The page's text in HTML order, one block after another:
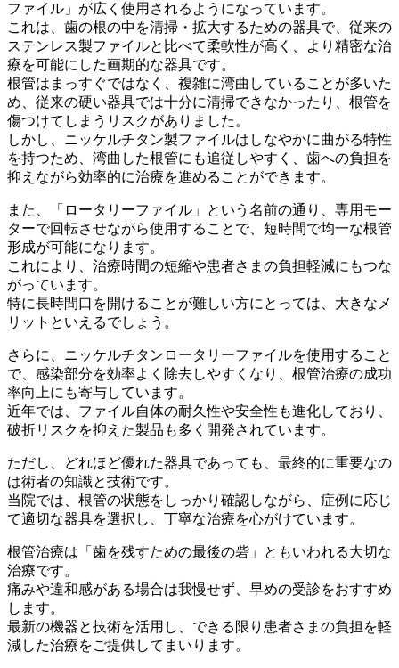
ファイル」が広く使用されるようになっています。
これは、歯の根の中を清掃・拡大するための器具で、従来の
ステンレス製ファイルと比べて柔軟性が高く、より精密な治
療を可能にした画期的な器具です。
根管はまっすぐではなく、複雑に湾曲していることが多いた
め、従来の硬い器具では十分に清掃できなかったり、根管を
傷つけてしまうリスクがありました。
しかし、ニッケルチタン製ファイルはしなやかに曲がる特性
を持つため、湾曲した根管にも追従しやすく、歯への負担を
抑えながら効率的に治療を進めることができます。
また、「ロータリーファイル」という名前の通り、専用モー
ターで回転させながら使用することで、短時間で均一な根管
形成が可能になります。
これにより、治療時間の短縮や患者さまの負担軽減にもつな
がっています。
特に長時間口を開けることが難しい方にとっては、大きなメ
リットといえるでしょう。
さらに、ニッケルチタンロータリーファイルを使用すること
で、感染部分を効率よく除去しやすくなり、根管治療の成功
率向上にも寄与しています。
近年では、ファイル自体の耐久性や安全性も進化しており、
破折リスクを抑えた製品も多く開発されています。
ただし、どれほど優れた器具であっても、最終的に重要なの
は術者の知識と技術です。
当院では、根管の状態をしっかり確認しながら、症例に応じ
て適切な器具を選択し、丁寧な治療を心がけています。
根管治療は「歯を残すための最後の砦」ともいわれる大切な
治療です。
痛みや違和感がある場合は我慢せず、早めの受診をおすすめ
します。
最新の機器と技術を活用し、できる限り患者さまの負担を軽
減した治療をご提供してまいります。